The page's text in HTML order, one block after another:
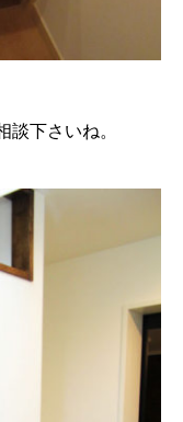
下さいね。